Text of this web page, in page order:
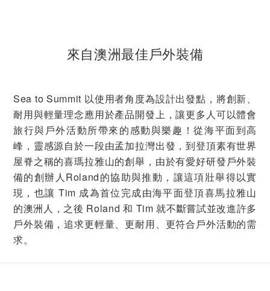
來自澳洲最佳戶外裝備
Sea to Summit 以使用者角度為設計出發點，將創新、
耐用與輕量理念應用於產品開發上，讓更多人可以體會
旅行與戶外活動所帶來的感動與樂趣！從海平面到高
峰，靈感源自於一段由孟加拉灣出發，到登頂素有世界
屋脊之稱的喜瑪拉雅山的創舉，由於有愛好研發戶外裝
備的創辦人Roland的協助與推動，讓這項壯舉得以實
現，也讓 Tim 成為首位完成由海平面登頂喜馬拉雅山
的澳洲人，之後 Roland 和 Tim 就不斷嘗試並改進許多
戶外裝備，追求更輕量、更耐用、更符合戶外活動的需
求。